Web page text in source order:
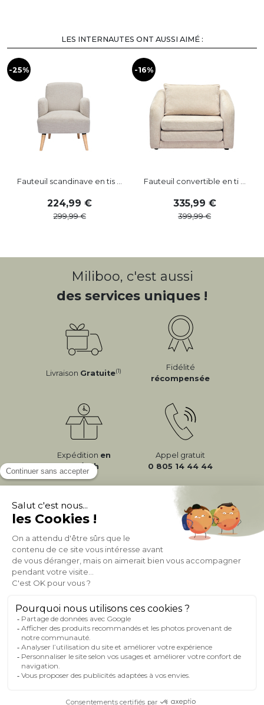
LES INTERNAUTES ONT AUSSI AIMÉ :
-25%
Fauteuil scandinave en tis ...
224,99
299,99
-16%
Fauteuil convertible en ti ...
335,99
399,99
Miliboo, c'est aussi
des services uniques !
Livraison Gratuite(1)
Fidélité
récompensée
Expédition en
24/72h
Appel gratuit
0 805 14 44 44
À PROPOS DE MILIBOO
AIDE & CONTACT